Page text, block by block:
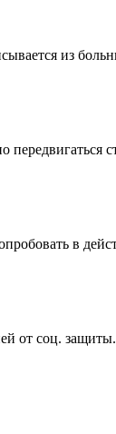
из
в
от соц. защиты.